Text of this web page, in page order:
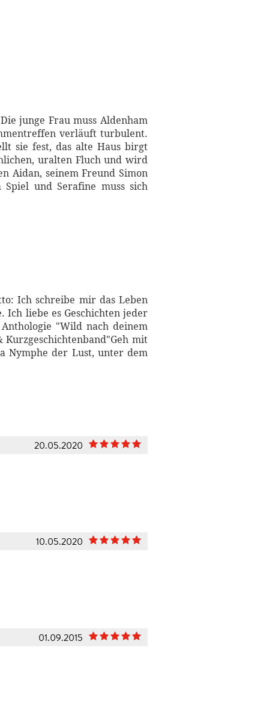
junge Frau muss Aldenham
verläuft turbulent.
sie fest, das alte Haus birgt
uralten Fluch und wird
Aidan, seinem Freund Simon
und Serafine muss sich
Ich schreibe mir das Leben
Ich liebe es Geschichten jeder
"Wild nach deinem
mit
Nymphe der Lust, unter dem
20.05.2020
10.05.2020
01.09.2015